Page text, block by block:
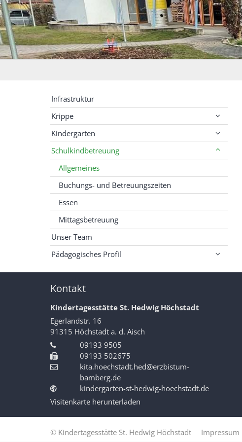
Infrastruktur
Krippe
Kindergarten
Schulkindbetreuung
Allgemeines
Buchungs- und Betreuungszeiten
Essen
Mittagsbetreuung
Unser Team
Pädagogisches Profil
Kontakt
Kindertagesstätte St. Hedwig Höchstadt
Egerlandstr. 16
91315 Höchstadt a. d. Aisch
09193 9505
09193 502675
kita.hoechstadt.hed@erzbistum-
bamberg.de
kindergarten-st-hedwig-hoechstadt.de
Visitenkarte herunterladen
© Kindertagesstätte St. Hedwig Höchstadt Impressum